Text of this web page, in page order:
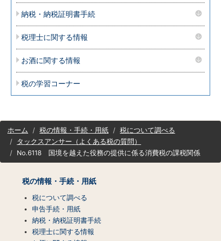
納税・納税証明書手続
税理士に関する情報
お酒に関する情報
税の学習コーナー
サ
イホーム 税の情報・手続・用紙
税について調べる
タックスアンサー（よくある税の質問）
No.6118 国境を越えた役務の提供に係る消費税の課税関係
税の情報・手続・用紙
税について調べる
申告手続・用紙
納税・納税証明書手続
税理士に関する情報